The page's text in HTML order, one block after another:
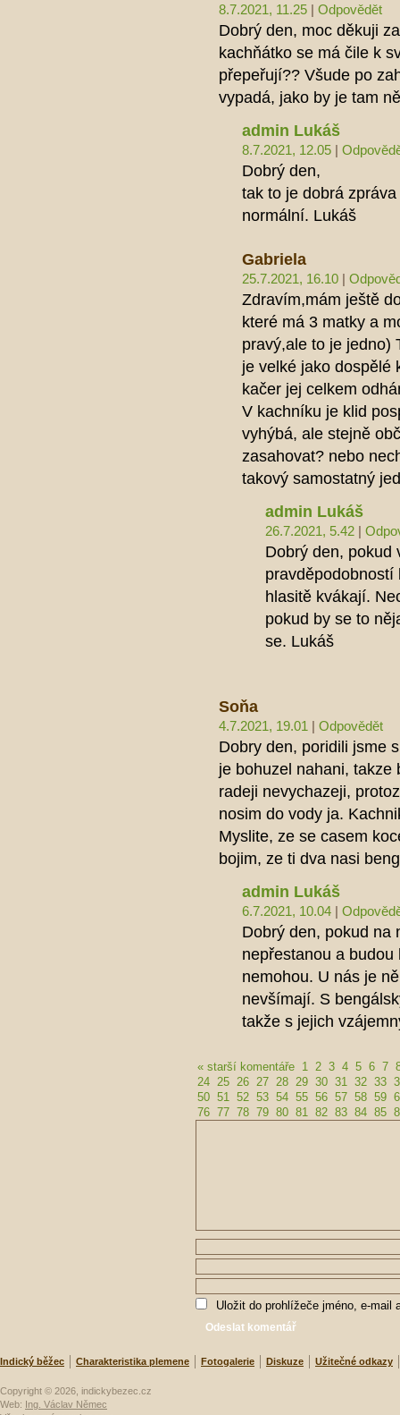
8.7.2021, 11.25 Odpovědět
Dobrý den, moc děkuji
kachňátko se má čile k
přepeřují?? Všude po
vypadá, jako by je tam
admin Lukáš
8.7.2021, 12.05
Dobrý den,
tak to je dobrá
normální. Lukáš
Gabriela
25.7.2021, 16.10
Zdravím,mám ještě
které má 3 matky a
pravý,ale to je jedno)
je velké jako dospělé
kačer jej celkem
V kachníku je klid
vyhýbá, ale stejně
zasahovat? nebo
takový samostatný
admin Lukáš
26.7.2021, 5.42
Dobrý den, pokud
hlasitě kvákají.
pokud by se to
se. Lukáš
Soňa
4.7.2021, 19.01 Odpovědět
Dobry den, poridili jsme
je bohuzel nahani, takze
radeji nevychazeji,
nosim do vody ja.
Myslite, ze se casem
bojim, ze ti dva nasi
admin Lukáš
6.7.2021, 10.04
Dobrý den, pokud na
nepřestanou a
nemohou. U nás je
nevšímají. S
takže s jejich
« starší komentáře 1 2 3 4 5 6 7
24 25 26 27 28 29 30 31 32 33
50 51 52 53 54 55 56 57 58 59
76 77 78 79 80 81 82 83 84 85
Uložit do prohlížeče jméno, e-mail
Indický běžec Charakteristika plemene Fotogalerie Diskuze Užitečné odkazy
Copyright © 2026, indickybezec.cz
Web: Ing. Václav Němec